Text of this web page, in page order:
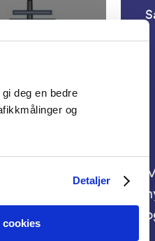
deg en bedre
og
Detaljer
cookies